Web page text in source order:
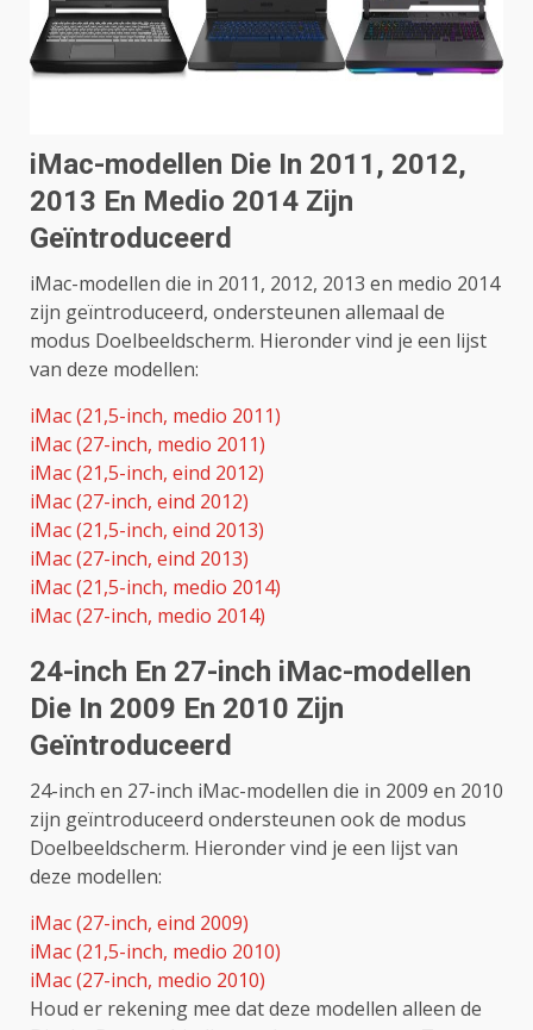
iMac-modellen Die In 2011, 2012,
2013 En Medio 2014 Zijn
Geïntroduceerd
iMac-modellen die in 2011, 2012, 2013 en medio 2014
zijn geïntroduceerd, ondersteunen allemaal de
modus Doelbeeldscherm. Hieronder vind je een lijst
van deze modellen:
iMac (21,5-inch, medio 2011)
iMac (27-inch, medio 2011)
iMac (21,5-inch, eind 2012)
iMac (27-inch, eind 2012)
iMac (21,5-inch, eind 2013)
iMac (27-inch, eind 2013)
iMac (21,5-inch, medio 2014)
iMac (27-inch, medio 2014)
24-inch En 27-inch iMac-modellen
Die In 2009 En 2010 Zijn
Geïntroduceerd
24-inch en 27-inch iMac-modellen die in 2009 en 2010
zijn geïntroduceerd ondersteunen ook de modus
Doelbeeldscherm. Hieronder vind je een lijst van
deze modellen:
iMac (27-inch, eind 2009)
iMac (21,5-inch, medio 2010)
iMac (27-inch, medio 2010)
Houd er rekening mee dat deze modellen alleen de